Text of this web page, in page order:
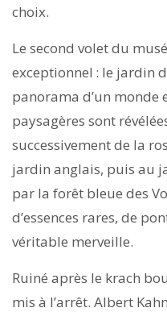
choix.
Le second volet du
exceptionnel : le jardin
panorama d’un monde
paysagères sont
successivement de la
jardin anglais, puis au
par la forêt bleue des
d’essences rares, de
véritable merveille.
Ruiné après le krach
mis à l’arrêt. Albert